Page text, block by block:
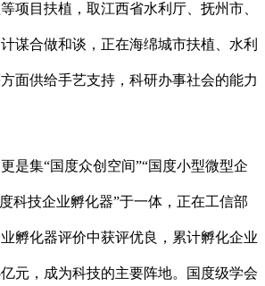
项目扶植，取江西省水利厅、抚州市、
谋合做和谈，正在海绵城市扶植、水利
面供给手艺支持，科研办事社会的能力
集“国度众创空间”“国度小型微型企
科技企业孵化器”于一体，正在工信部
孵化器评价中获评优良，累计孵化企业
元，成为科技的主要阵地。国度级学会